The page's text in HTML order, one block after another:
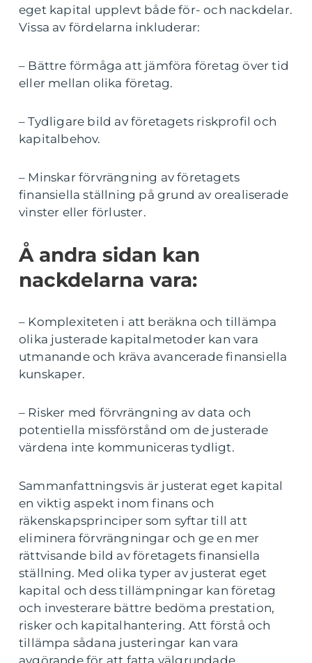
eget kapital upplevt både för- och nackdelar.
Vissa av fördelarna inkluderar:
– Bättre förmåga att jämföra företag över tid
eller mellan olika företag.
– Tydligare bild av företagets riskprofil och
kapitalbehov.
– Minskar förvrängning av företagets
finansiella ställning på grund av orealiserade
vinster eller förluster.
Å andra sidan kan
nackdelarna vara:
– Komplexiteten i att beräkna och tillämpa
olika justerade kapitalmetoder kan vara
utmanande och kräva avancerade finansiella
kunskaper.
– Risker med förvrängning av data och
potentiella missförstånd om de justerade
värdena inte kommuniceras tydligt.
Sammanfattningsvis är justerat eget kapital
en viktig aspekt inom finans och
räkenskapsprinciper som syftar till att
eliminera förvrängningar och ge en mer
rättvisande bild av företagets finansiella
ställning. Med olika typer av justerat eget
kapital och dess tillämpningar kan företag
och investerare bättre bedöma prestation,
risker och kapitalhantering. Att förstå och
tillämpa sådana justeringar kan vara